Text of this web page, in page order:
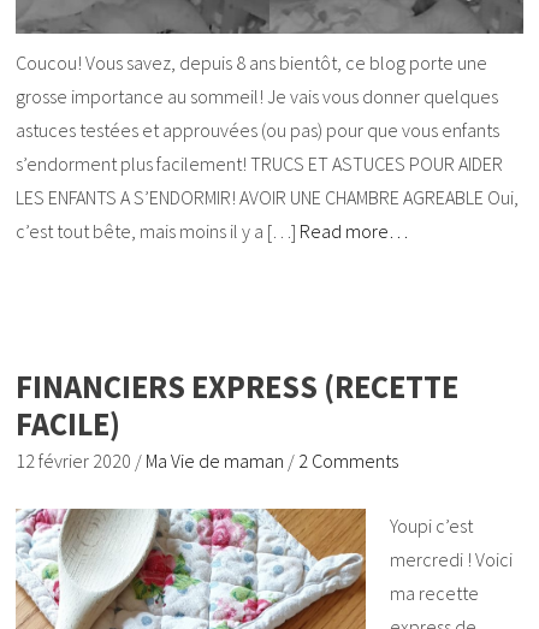
Coucou! Vous savez, depuis 8 ans bientôt, ce blog porte une
grosse importance au sommeil! Je vais vous donner quelques
astuces testées et approuvées (ou pas) pour que vous enfants
s’endorment plus facilement! TRUCS ET ASTUCES POUR AIDER
LES ENFANTS A S’ENDORMIR! AVOIR UNE CHAMBRE AGREABLE Oui,
c’est tout bête, mais moins il y a […] Read more…
FINANCIERS EXPRESS (RECETTE
FACILE)
12 février 2020 / Ma Vie de maman / 2 Comments
Youpi c’est
mercredi ! Voici
ma recette